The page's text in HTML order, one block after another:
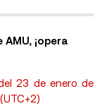
¡opera
23 de enero de